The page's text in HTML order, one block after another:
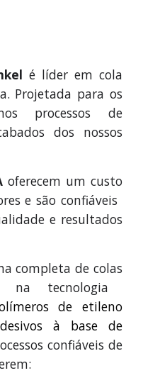
élíder em cola
Projetada para os
processos de
dos nossos
oferecem um custo
e são confiáveis
e resultados
completa de colas
na tecnologia
de etileno
desivos à base de
confiáveis ​​de